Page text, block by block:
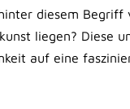
diesem Begriff
liegen? Diese
auf eine